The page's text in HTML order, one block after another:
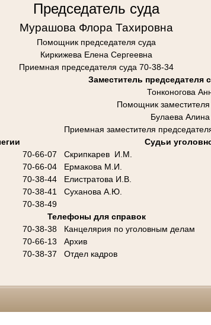
Председатель суда
Мурашова Флора Тахировна
Помощник председателя суда
Киркижева Елена Сергеевна
Приемная председателя суда 70-38-34
Заместитель председателя
Тонконогова
Помощник
Булаева
Приемная заместителя
Судьи
70-66-07 Скрипкарев И.М.
70-66-04 Ермакова М.И.
70-38-44 Елистратова И.В.
70-38-41 Суханова А.Ю.
70-38-49
Телефоны для справок
70-38-38 Канцелярия по уголовным делам
70-66-13 Архив
70-38-37 Отдел кадров